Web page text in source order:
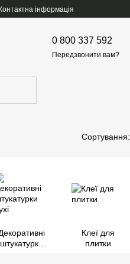
Контактна інформація
0 800 337 592
Передзвонити вам?
Сортування:
штукатурки
Клеї для
плитки